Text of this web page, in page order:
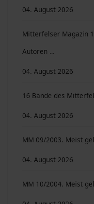
04. August 2026
Mitterfelser Magazin
Autoren …
04. August 2026
16 Bände des
04. August 2026
MM 09/2003. Meist
04. August 2026
MM 10/2004. Meist